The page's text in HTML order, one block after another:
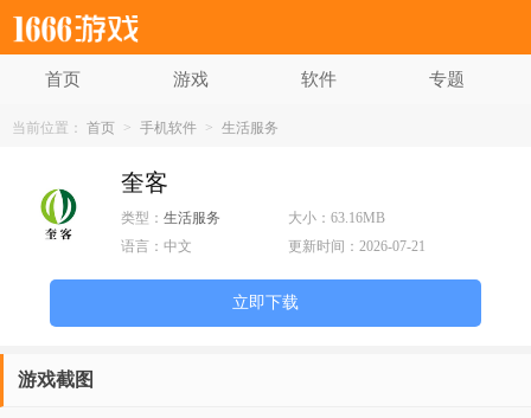
首页 游戏 软件 专题
当前位置： 首页 > 手机软件 > 生活服务
奎客
类型： 生活服务 大小：63.16MB
语言： 中文 更新时间：2026-07-21
立即下载
游戏截图